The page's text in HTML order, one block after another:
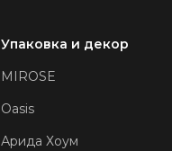
Упаковка и декор
MIROSE
Oasis
Арида Хоум